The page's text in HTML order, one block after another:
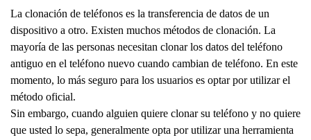
La clonación de teléfonos es la transferencia de datos de un
dispositivo a otro. Existen muchos métodos de clonación. La
mayoría de las personas necesitan clonar los datos del teléfono
antiguo en el teléfono nuevo cuando cambian de teléfono. En este
momento, lo más seguro para los usuarios es optar por utilizar el
método oficial.
Sin embargo, cuando alguien quiere clonar su teléfono y no quiere
que usted lo sepa, generalmente opta por utilizar una herramienta